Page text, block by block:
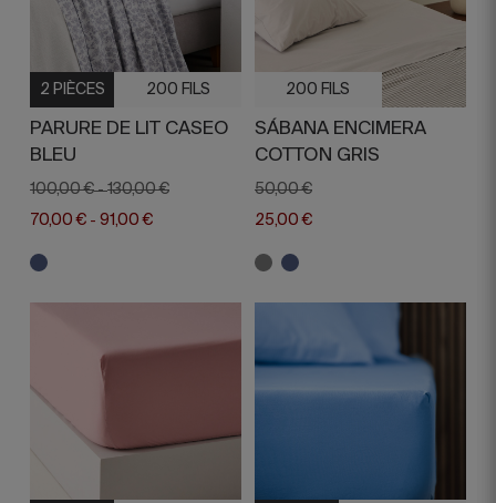
2 PIÈCES 200 FILS
PARURE DE LIT CASEO
BLEU
100,00 € -130,00 €
70,00 € - 91,00 €
200 FILS
SÁBANA ENCIMERA
COTTON GRIS
50,00 €
25,00 €